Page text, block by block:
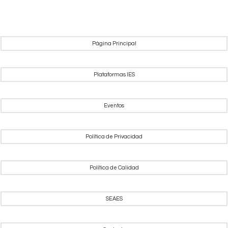
Página Principal
Plataformas IES
Eventos
Política de Privacidad
Política de Calidad
SEAES